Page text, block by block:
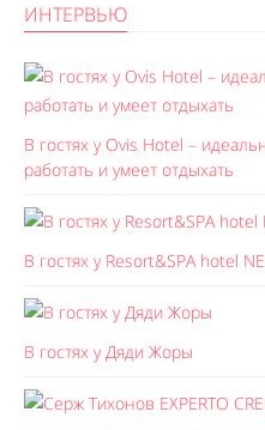
ИНТЕРВЬЮ
В гостях у Ovis Hotel –
работать и умеет отдыхать
В гостях у Resort&SPA hotel
В гостях у Дяди Жоры